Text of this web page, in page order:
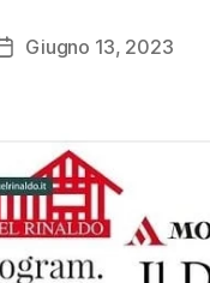
DataGiugno 13, 2023